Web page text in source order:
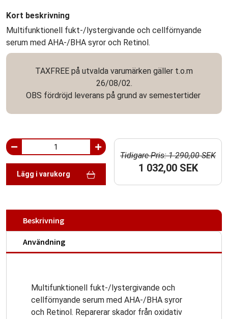
Kort beskrivning
Multifunktionell fukt-/lystergivande och cellförnyande
serum med AHA-/BHA syror och Retinol.
TAXFREE på utvalda varumärken gäller t.o.m
26/08/02.
OBS fördröjd leverans på grund av semestertider
Lägg i varukorg
Tidigare Pris: 1 290,00 SEK
1 032,00 SEK
Beskrivning
Användning
Multifunktionell fukt-/lystergivande och
cellförnyande serum med AHA-/BHA syror
och Retinol. Reparerar skador från oxidativ